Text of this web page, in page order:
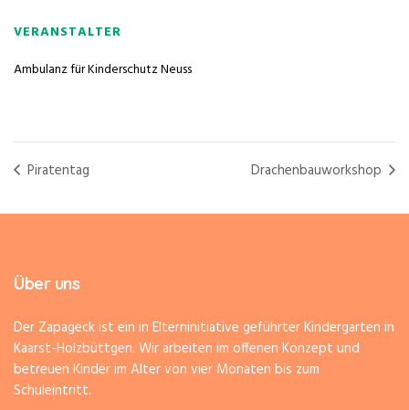
VERANSTALTER
Ambulanz für Kinderschutz Neuss
Piratentag Drachenbauworkshop
Über uns
Der Zapageck ist ein in Elterninitiative geführter Kindergarten in
Kaarst-Holzbüttgen. Wir arbeiten im offenen Konzept und
betreuen Kinder im Alter von vier Monaten bis zum
Schuleintritt.